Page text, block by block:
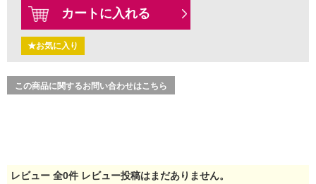
カートに入れる
★お気に入り
この商品に関するお問い合わせはこちら
レビュー 全0件 レビュー投稿はまだありません。